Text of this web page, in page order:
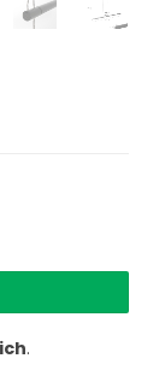
mit Glasplatte
.